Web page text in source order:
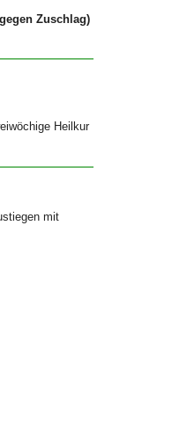
Zuschlag)
Heilkur
mit